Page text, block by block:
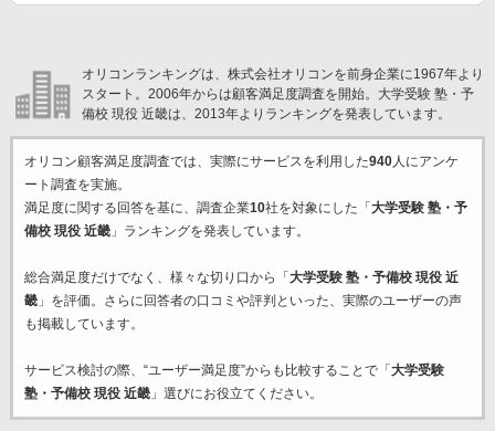
オリコンランキングは、株式会社オリコンを前身企業に1967年より
スタート。2006年からは顧客満足度調査を開始。大学受験 塾・予
備校 現役 近畿は、2013年よりランキングを発表しています。
オリコン顧客満足度調査では、実際にサービスを利用した940人にアンケ
ート調査を実施。
満足度に関する回答を基に、調査企業10社を対象にした「 大学受験 塾・予
備校 現役 近畿」ランキングを発表しています。
総合満足度だけでなく、様々な切り口から「 大学受験 塾・予備校 現役 近
畿」を評価。さらに回答者の口コミや評判といった、実際のユーザーの声
も掲載しています。
サービス検討の際、“ユーザー満足度”からも比較することで「 大学受験
塾・予備校 現役 近畿」選びにお役立てください。